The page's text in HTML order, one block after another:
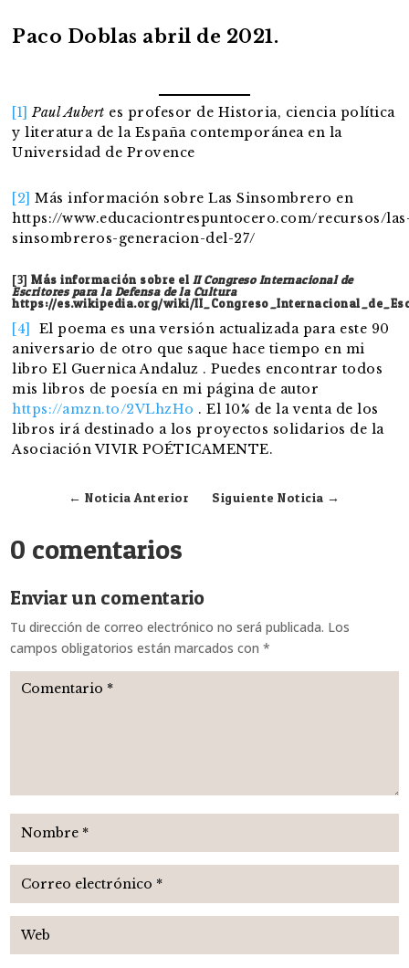
Paco Doblas abril de 2021.
[1] Paul Aubert es profesor de Historia, ciencia política
y literatura de la España contemporánea en la
Universidad de Provence
[2] Más información sobre Las Sinsombrero en
https://www.educaciontrespuntocero.com/recursos/
sinsombreros-generacion-del-27/
[3] Más información sobre el II Congreso Internacional de
Escritores para la Defensa de la Cultura
https://es.wikipedia.org/wiki/
[4]
El poema es una versión actualizada para este 90
aniversario de otro que saque hace tiempo en mi
libro El Guernica Andaluz . Puedes encontrar todos
mis libros de poesía en mi página de autor
https://amzn.to/2VLhzHo . El 10% de la venta de los
libros irá destinado a los proyectos solidarios de la
Asociación VIVIR POÉTICAMENTE.
←Noticia Anterior Siguiente Noticia →
0 comentarios
Enviar un comentario
Tu dirección de correo electrónico no será publicada. Los
campos obligatorios están marcados con*